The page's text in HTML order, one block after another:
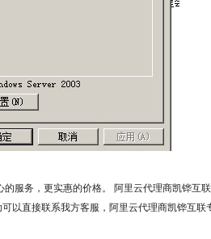
服务，更实惠的价格。 阿里云代理商凯铧互
以直接联系我方客服，阿里云代理商凯铧互